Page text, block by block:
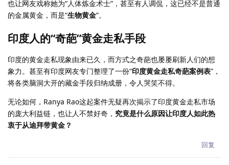
也让网友戏称她为“人体炼金术士”，甚至有人调侃，这已经不是普通
的金属黄金，而是“生物黄金”。
印度人的“奇葩”黄金走私手段
印度的黄金走私现象由来已久，而方式之奇葩也屡屡刷新人们的想
象力。甚至有印度网友专门整理了一份“印度黄金走私奇葩案例表”，
将各类脑洞大开的藏金手段归纳成册，令人哭笑不得。
无论如何，Ranya Rao这起案件无疑再次揭示了印度黄金走私市场
的庞大利益链，也让人不禁好奇， 究竟是什么原因让印度人如此热
衷于从迪拜带黄金？
回复